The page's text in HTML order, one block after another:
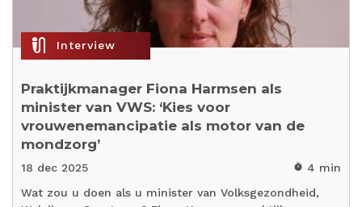
mic_external_on Interview
Praktijkmanager Fiona Harmsen als
minister van VWS: ‘Kies voor
vrouwenemancipatie als motor van de
mondzorg’
18 dec 2025 timer 4 min
Wat zou u doen als u minister van Volksgezondheid,